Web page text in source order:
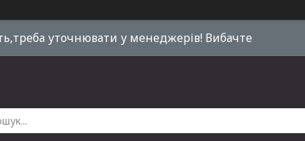
уточнювати у менеджерів! Вибачте